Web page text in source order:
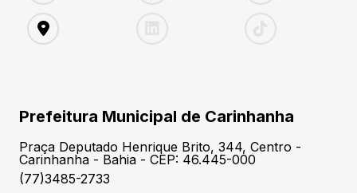
Prefeitura Municipal de Carinhanha
Praça Deputado Henrique Brito, 344, Centro -
Carinhanha - Bahia - CEP: 46.445-000
(77)3485-2733